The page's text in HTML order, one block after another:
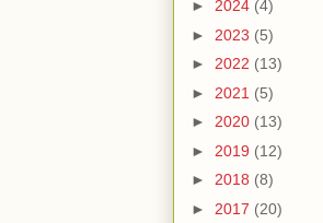
► 2024 (4)
► 2023 (5)
► 2022 (13)
► 2021 (5)
► 2020 (13)
► 2019 (12)
► 2018 (8)
► 2017 (20)